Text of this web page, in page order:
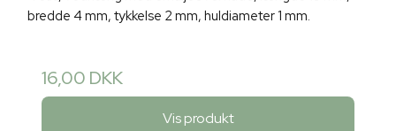
bredde 4 mm, tykkelse 2 mm, huldiameter 1 mm.
16,00 DKK
Vis produkt